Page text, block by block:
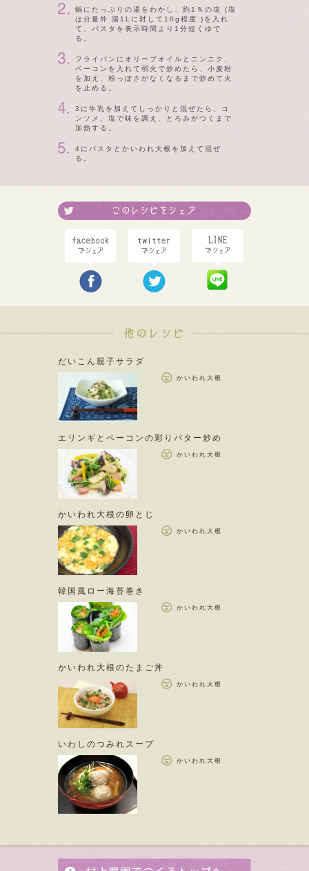
鍋にたっぷりの湯をわかし、約1％の塩 (塩
は分量外 湯1Lに対して10g程度 )を入れ
て、パスタを表示時間より1分短くゆで
る。
フライパンにオリーブオイルとニンニク、
ベーコンを入れて弱火で炒めたら、小麦粉
を加え、粉っぽさがなくなるまで炒めて火
を止める。
3に牛乳を加えてしっかりと混ぜたら、コ
ンソメ、塩で味を調え、とろみがつくまで
加熱する。
4にパスタとかいわれ大根を加えて混ぜ
る。
だいこん親子サラダ
かいわれ大根
エリンギとベーコンの彩りバター炒め
かいわれ大根
かいわれ大根の卵とじ
かいわれ大根
韓国風ロー海苔巻き
かいわれ大根
かいわれ大根のたまご丼
かいわれ大根
いわしのつみれスープ
かいわれ大根